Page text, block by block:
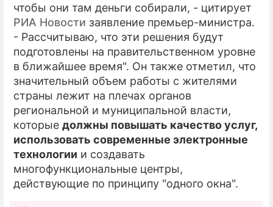
чтобы они там деньги собирали, - цитирует
РИА Новости заявление премьер-министра.
- Рассчитываю, что эти решения будут
подготовлены на правительственном уровне
в ближайшее время". Он также отметил, что
значительный объем работы с жителями
страны лежит на плечах органов
региональной и муниципальной власти,
которые должны повышать качество услуг,
использовать современные электронные
технологии и создавать
многофункциональные центры,
действующие по принципу "одного окна".